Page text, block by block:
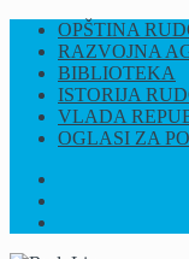
OPŠTINA
RAZVOJNA
BIBLIOTEKA
ISTORIJA
VLADA
OGLASI ZA